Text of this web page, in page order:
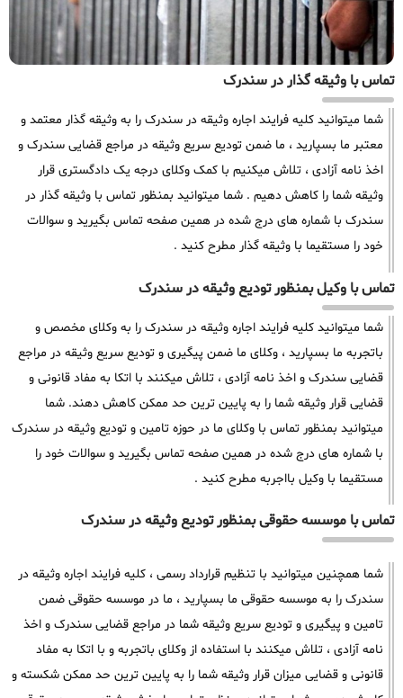
تماس با وثیقه گذار در سندرک
شما میتوانید کلیه فرایند اجاره وثیقه در سندرک را به وثیقه گذار معتمد و
معتبر ما بسپارید ، ما ضمن تودیع سریع وثیقه در مراجع قضایی سندرک و
اخذ نامه آزادی ، تلاش میکنیم با کمک وکلای درجه یک دادگستری قرار
وثیقه شما را کاهش دهیم . شما میتوانید بمنظور تماس با وثیقه گذار در
سندرک با شماره های درج شده در همین صفحه تماس بگیرید و سوالات
خود را مستقیما با وثیقه گذار مطرح کنید .
تماس با وکیل بمنظور تودیع وثیقه در سندرک
شما میتوانید کلیه فرایند اجاره وثیقه در سندرک را به وکلای مخصص و
باتجربه ما بسپارید ، وکلای ما ضمن پیگیری و تودیع سریع وثیقه در مراجع
قضایی سندرک و اخذ نامه آزادی ، تلاش میکنند با اتکا به مفاد قانونی و
قضایی قرار وثیقه شما را به پایین ترین حد ممکن کاهش دهند. شما
میتوانید بمنظور تماس با وکلای ما در حوزه تامین و تودیع وثیقه در سندرک
با شماره های درج شده در همین صفحه تماس بگیرید و سوالات خود را
مستقیما با وکیل بااجربه مطرح کنید .
تماس با موسسه حقوقی بمنظور تودیع وثیقه در سندرک
شما همچنین میتوانید با تنظیم قرارداد رسمی ، کلیه فرایند اجاره وثیقه در
سندرک را به موسسه حقوقی ما بسپارید ، ما در موسسه حقوقی ضمن
تامین و پیگیری و تودیع سریع وثیقه شما در مراجع قضایی سندرک و اخذ
نامه آزادی ، تلاش میکنند با استفاده از وکلای باتجربه و با اتکا به مفاد
قانونی و قضایی میزان قرار وثیقه شما را به پایین ترین حد ممکن شکسته و